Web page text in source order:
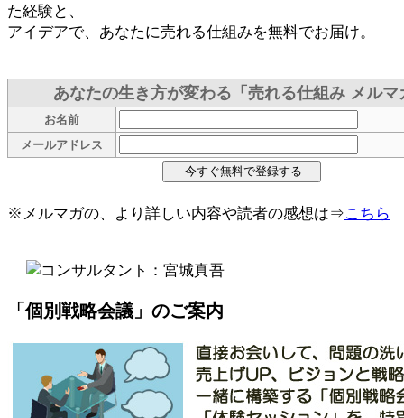
た経験と、
アイデアで、あなたに売れる仕組みを無料でお届け。
あなたの生き方が変わる「売れる仕組み メルマ
お名前
メールアドレス
※メルマガの、より詳しい内容や読者の感想は⇒こちら
「個別戦略会議」のご案内